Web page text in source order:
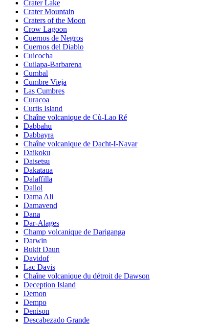
Crater Lake
Crater Mountain
Craters of the Moon
Crow Lagoon
Cuernos de Negros
Cuernos del Diablo
Cuicocha
Cuilapa-Barbarena
Cumbal
Cumbre Vieja
Las Cumbres
Curacoa
Curtis Island
Chaîne volcanique de Cù-Lao Ré
Dabbahu
Dabbayra
Chaîne volcanique de Dacht-I-Navar
Daikoku
Daisetsu
Dakataua
Dalaffilla
Dallol
Dama Ali
Damavend
Dana
Dar-Alages
Champ volcanique de Dariganga
Darwin
Bukit Daun
Davidof
Lac Davis
Chaîne volcanique du détroit de Dawson
Deception Island
Demon
Dempo
Denison
Descabezado Grande